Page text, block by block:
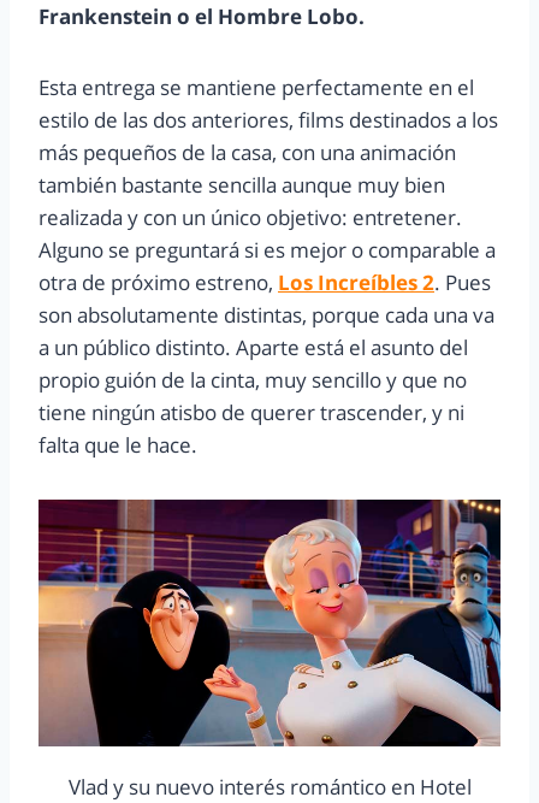
Frankenstein o el Hombre Lobo.
Esta entrega se mantiene perfectamente en el
estilo de las dos anteriores, films destinados a los
más pequeños de la casa, con una animación
también bastante sencilla aunque muy bien
realizada y con un único objetivo: entretener.
Alguno se preguntará si es mejor o comparable a
otra de próximo estreno, Los Increíbles 2. Pues
son absolutamente distintas, porque cada una va
a un público distinto. Aparte está el asunto del
propio guión de la cinta, muy sencillo y que no
tiene ningún atisbo de querer trascender, y ni
falta que le hace.
Vlad y su nuevo interés romántico en Hotel